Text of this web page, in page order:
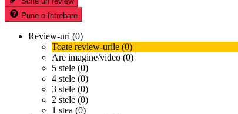
Pune o întrebare
Review-uri (0)
Toate review-urile (0)
Are imagine/video (0)
5 stele (0)
4 stele (0)
3 stele (0)
2 stele (0)
1 stea (0)